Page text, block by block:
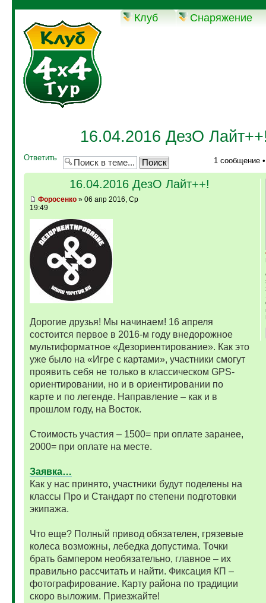
Клуб Снаряжение
16.04.2016 ДезО
Ответить 1 сообщение
16.04.2016 ДезО Лайт++!
Фopoceнкo» 06 апр 2016, Ср
19:49
Дорогие друзья! Мы начинаем! 16 апреля
состоится первое в 2016-м году внедорожное
мультиформатное «Дезориентирование». Как это
уже было на «Игре с картами», участники смогут
проявить себя не только в классическом GPS-
ориентировании, но и в ориентировании по
карте и по легенде. Направление – как и в
прошлом году, на Восток.
Стоимость участия – 1500= при оплате заранее,
2000= при оплате на месте.
Заявка…
Как у нас принято, участники будут поделены на
классы Про и Стандарт по степени подготовки
экипажа.
Что еще? Полный привод обязателен, грязевые
колеса возможны, лебедка допустима. Точки
брать бампером необязательно, главное – их
правильно рассчитать и найти. Фиксация КП –
фотографирование. Карту района по традиции
скоро выложим. Приезжайте!